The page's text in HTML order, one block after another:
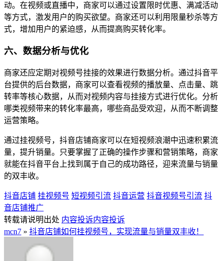
动。在视频或直播中，商家可以通过设置限时优惠、满减活动
等方式，激发用户的购买欲望。商家还可以利用限量秒杀等方
式，增加用户的紧迫感，从而提高购买转化率。
六、数据分析与优化
商家还应定期对视频号挂接的效果进行数据分析。通过抖音平
台提供的后台数据，商家可以查看视频的播放量、点击量、跳
转率等核心数据，从而对视频内容与挂接方式进行优化。分析
哪类视频带来的转化率最高，哪些商品受欢迎，从而不断调整
运营策略。
通过挂视频号，抖音店铺商家可以在短视频浪潮中迅速积累流
量，提升销量。只要掌握了正确的操作步骤和营销策略，商家
就能在抖音平台上找到属于自己的成功路径，迎来流量与销量
的双丰收。
抖音店铺 挂视频号 短视频引流 抖音运营 抖音视频号引流 抖
音店铺推广
转载请说明出处 内容投诉内容投诉
mcn7 » 抖音店铺如何挂视频号，实现流量与销量双丰收！